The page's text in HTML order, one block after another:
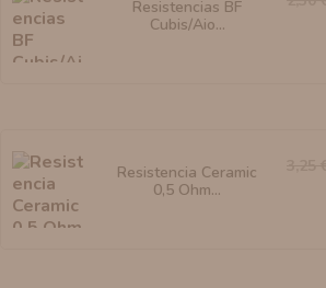
Resistencias BF
Cubis/Aio...
Resistencia Ceramic
0,5 Ohm...